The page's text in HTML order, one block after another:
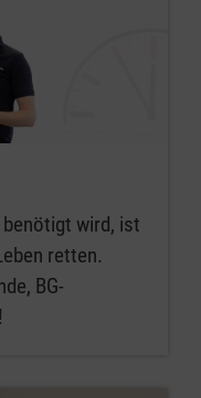
wird, ist
retten.
BG-